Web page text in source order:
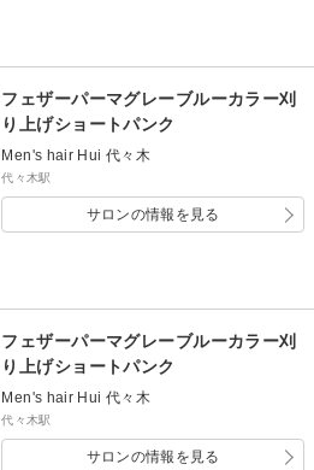
フェザーパーマグレーブルーカラー刈
り上げショートパンク
Men's hair Hui 代々木
代々木駅
サロンの情報を見る
フェザーパーマグレーブルーカラー刈
り上げショートパンク
Men's hair Hui 代々木
代々木駅
サロンの情報を見る